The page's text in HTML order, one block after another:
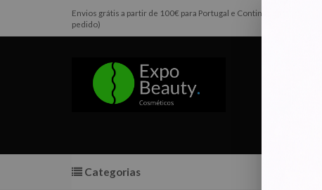
Envios grátis a partir de 100€ para Portugal e Continental e
pedido)
Categorias